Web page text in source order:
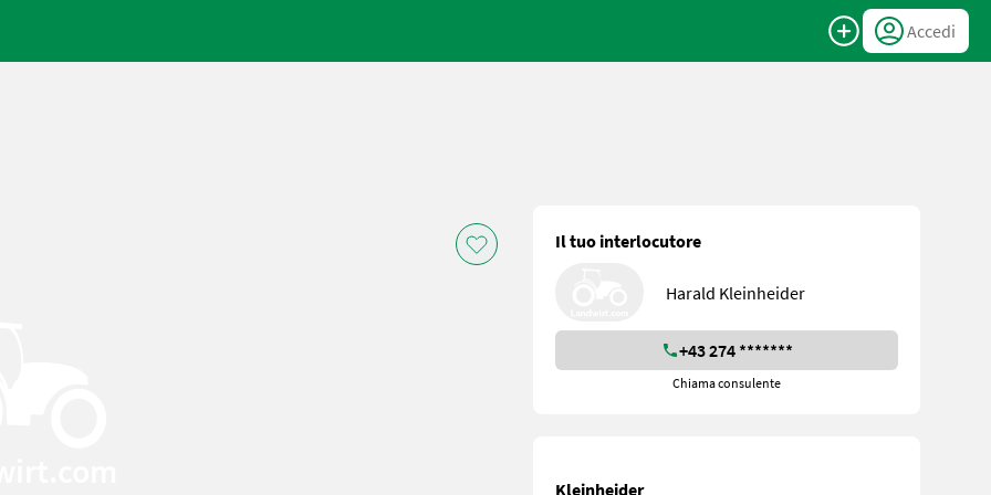
Accedi
Il tuo interlocutore
Harald Kleinheider
+43 274 *******
Chiama consulente
Kleinheider